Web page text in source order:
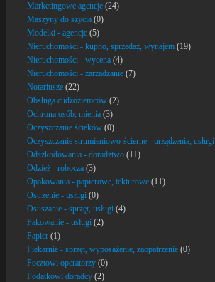
Marketingowe agencje (24)
Maszyny do szycia (0)
Modelki - agencje (5)
Nieruchomości - kupno, sprzedaż, wynajem (19)
Nieruchomości - wycena (4)
Nieruchomości - zarządzanie (7)
Notariusze (22)
Obsługa cudzoziemców (2)
Ochrona osób, mienia (3)
Oczyszczanie ścieków (0)
Oczyszczanie strumieniowo-ścierne - urządzenia, usługi
Odszkodowania - doradztwo (11)
Odzież - robocza (3)
Opakowania - papierowe, tekturowe (11)
Ostrzenie - usługi (0)
Osuszanie - sprzęt, usługi (4)
Pakowanie - usługi (2)
Papier (1)
Piekarnie - sprzęt, wyposażenie, zaopatrzenie (0)
Pocztowi operatorzy (0)
Podatkowi doradcy (2)